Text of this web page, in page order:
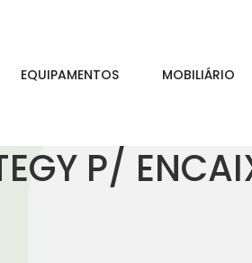
EQUIPAMENTOS MOBILIÁRIO
P/